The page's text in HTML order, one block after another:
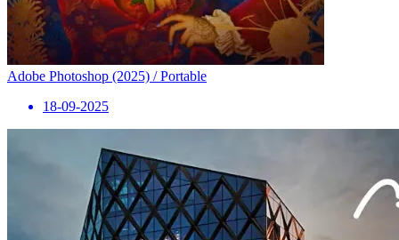
Adobe Photoshop (2025) / Portable
18-09-2025